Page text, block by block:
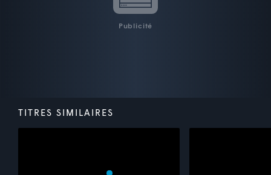
Publicité
TITRES SIMILAIRES